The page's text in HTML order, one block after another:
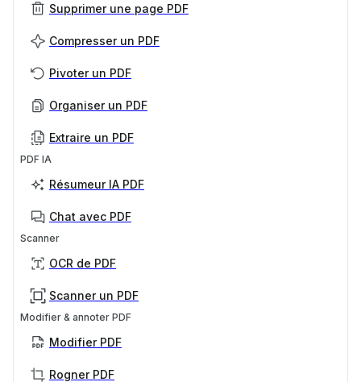
Supprimer une page PDF
Compresser un PDF
Pivoter un PDF
Organiser un PDF
Extraire un PDF
PDF IA
Résumeur IA PDF
Chat avec PDF
Scanner
OCR de PDF
Scanner un PDF
Modifier & annoter PDF
Modifier PDF
Rogner PDF